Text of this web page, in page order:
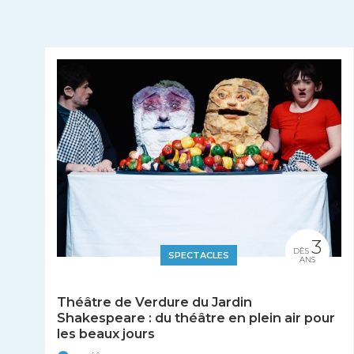
SPECTACLES
Théâtre de Verdure du Jardin
Shakespeare : du théâtre en plein air pour
les beaux jours
DÈS 3
ANS